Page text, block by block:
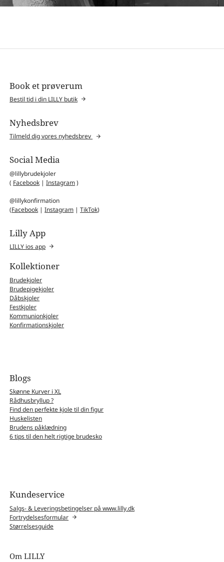
Book et prøverum
Bestil tid i din LILLY butik
Nyhedsbrev
Tilmeld dig vores nyhedsbrev
Social Media
@lillybrudekjoler
( Facebook |Instagram)
@lillykonfirmation
(Facebook |Instagram |TikTok)
Lilly App
LILLY ios app
Kollektioner
Brudekjoler
Brudepigekjoler
Dåbskjoler
Festkjoler
Kommunionkjoler
Konfirmationskjoler
Blogs
Skønne Kurver i XL
Rådhusbryllup ?
Find den perfekte kjole til din figur
Huskelisten
Brudens påklædning
6 tips til den helt rigtige brudesko
Kundeservice
Salgs- & Leveringsbetingelser på www.lilly.dk
Fortrydelsesformular
Størrelsesguide
Om LILLY